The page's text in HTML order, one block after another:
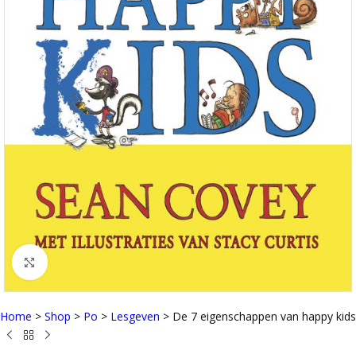
Click to enlarge
Home > Shop > Po > Lesgeven > De 7 eigenschappen van happy kids